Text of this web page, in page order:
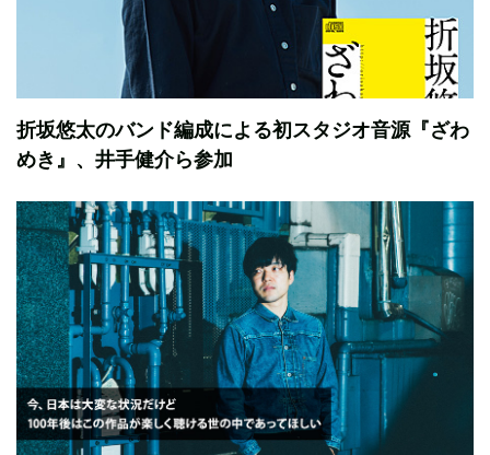
折坂悠太のバンド編成による初スタジオ音源『ざわ
めき』、井手健介ら参加